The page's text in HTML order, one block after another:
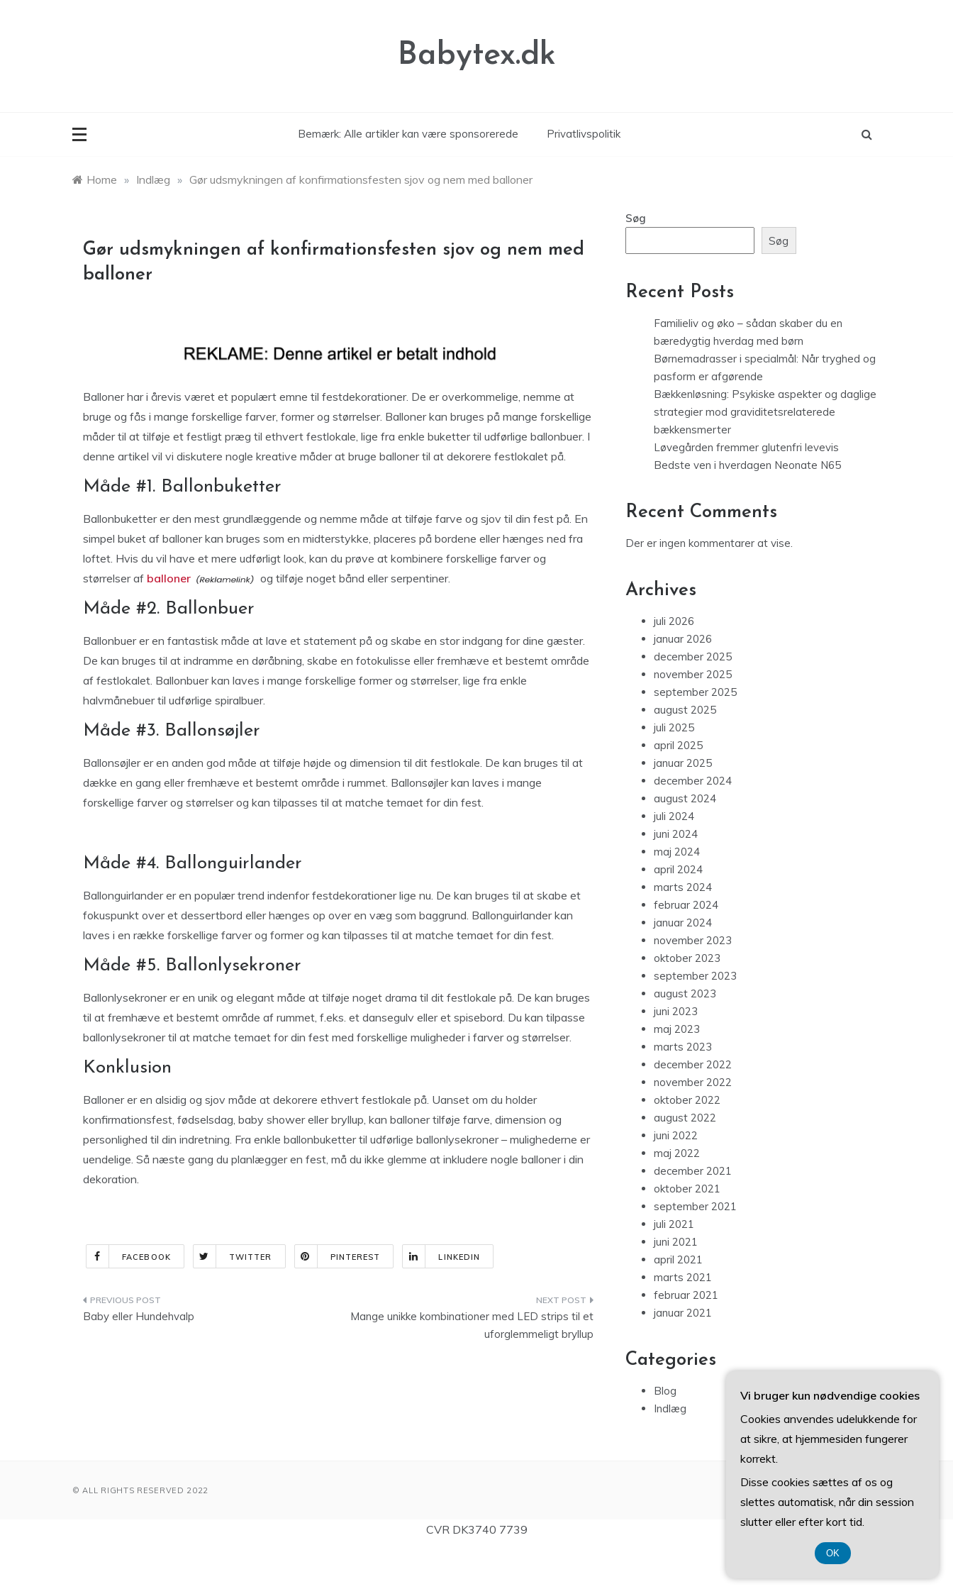
Babytex.dk
Bemærk: Alle artikler kan være sponsorerede Privatlivspolitik
Home » Indlæg » Gør udsmykningen af konfirmationsfesten sjov og nem med balloner
Gør udsmykningen af konfirmationsfesten sjov og nem med
balloner
Balloner har i årevis været et populært emne til festdekorationer. De er overkommelige, nemme at
bruge og fås i mange forskellige farver, former og størrelser. Balloner kan bruges på mange forskellige
måder til at tilføje et festligt præg til ethvert festlokale, lige fra enkle buketter til udførlige ballonbuer. I
denne artikel vil vi diskutere nogle kreative måder at bruge balloner til at dekorere festlokalet på.
Måde #1. Ballonbuketter
Ballonbuketter er den mest grundlæggende og nemme måde at tilføje farve og sjov til din fest på. En
simpel buket af balloner kan bruges som en midterstykke, placeres på bordene eller hænges ned fra
loftet. Hvis du vil have et mere udførligt look, kan du prøve at kombinere forskellige farver og
størrelser af balloner og tilføje noget bånd eller serpentiner.
Måde #2. Ballonbuer
Ballonbuer er en fantastisk måde at lave et statement på og skabe en stor indgang for dine gæster.
De kan bruges til at indramme en døråbning, skabe en fotokulisse eller fremhæve et bestemt område
af festlokalet. Ballonbuer kan laves i mange forskellige former og størrelser, lige fra enkle
halvmånebuer til udførlige spiralbuer.
Måde #3. Ballonsøjler
Ballonsøjler er en anden god måde at tilføje højde og dimension til dit festlokale. De kan bruges til at
dække en gang eller fremhæve et bestemt område i rummet. Ballonsøjler kan laves i mange
forskellige farver og størrelser og kan tilpasses til at matche temaet for din fest.
Måde #4. Ballonguirlander
Ballonguirlander er en populær trend indenfor festdekorationer lige nu. De kan bruges til at skabe et
fokuspunkt over et dessertbord eller hænges op over en væg som baggrund. Ballonguirlander kan
laves i en række forskellige farver og former og kan tilpasses til at matche temaet for din fest.
Måde #5. Ballonlysekroner
Ballonlysekroner er en unik og elegant måde at tilføje noget drama til dit festlokale på. De kan bruges
til at fremhæve et bestemt område af rummet, f.eks. et dansegulv eller et spisebord. Du kan tilpasse
ballonlysekroner til at matche temaet for din fest med forskellige muligheder i farver og størrelser.
Konklusion
Balloner er en alsidig og sjov måde at dekorere ethvert festlokale på. Uanset om du holder
konfirmationsfest, fødselsdag, baby shower eller bryllup, kan balloner tilføje farve, dimension og
personlighed til din indretning. Fra enkle ballonbuketter til udførlige ballonlysekroner – mulighederne er
uendelige. Så næste gang du planlægger en fest, må du ikke glemme at inkludere nogle balloner i din
dekoration.
FACEBOOK TWITTER PINTEREST LINKEDIN
Indlægsnavigation
Baby eller Hundehvalp
Mange unikke kombinationer med LED strips til et
uforglemmeligt bryllup
Søg
Søg
Recent Posts
Familieliv og øko – sådan skaber du en
bæredygtig hverdag med børn
Børnemadrasser i specialmål: Når tryghed og
pasform er afgørende
Bækkenløsning: Psykiske aspekter og daglige
strategier mod graviditetsrelaterede
bækkensmerter
Løvegården fremmer glutenfri levevis
Bedste ven i hverdagen Neonate N65
Recent Comments
Der er ingen kommentarer at vise.
Archives
juli 2026
januar 2026
december 2025
november 2025
september 2025
august 2025
juli 2025
april 2025
januar 2025
december 2024
august 2024
juli 2024
juni 2024
maj 2024
april 2024
marts 2024
februar 2024
januar 2024
november 2023
oktober 2023
september 2023
august 2023
juni 2023
maj 2023
marts 2023
december 2022
november 2022
oktober 2022
august 2022
juni 2022
maj 2022
december 2021
oktober 2021
september 2021
juli 2021
juni 2021
april 2021
marts 2021
februar 2021
januar 2021
Categories
Blog
Indlæg
© ALL RIGHTS RESERVED 2022
CVR DK3740 7739
Vi bruger kun nødvendige cookies
Cookies anvendes udelukkende for
at sikre, at hjemmesiden fungerer
korrekt.
Disse cookies sættes af os og
slettes automatisk, når din session
slutter eller efter kort tid.
OK